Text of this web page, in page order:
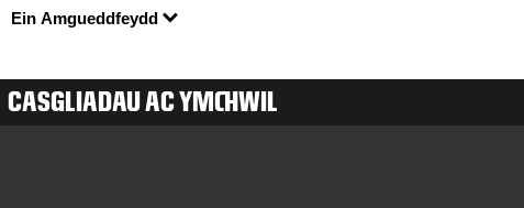
Ein Amgueddfeydd
CASGLIADAU AC YMCHWIL